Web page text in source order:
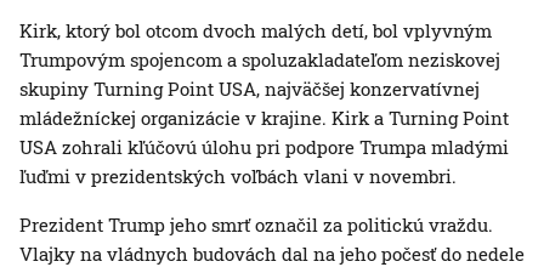
Kirk, ktorý bol otcom dvoch malých detí, bol vplyvným
Trumpovým spojencom a spoluzakladateľom neziskovej
skupiny Turning Point USA, najväčšej konzervatívnej
mládežníckej organizácie v krajine. Kirk a Turning Point
USA zohrali kľúčovú úlohu pri podpore Trumpa mladými
ľuďmi v prezidentských voľbách vlani v novembri.
Prezident Trump jeho smrť označil za politickú vraždu.
Vlajky na vládnych budovách dal na jeho počesť do nedele